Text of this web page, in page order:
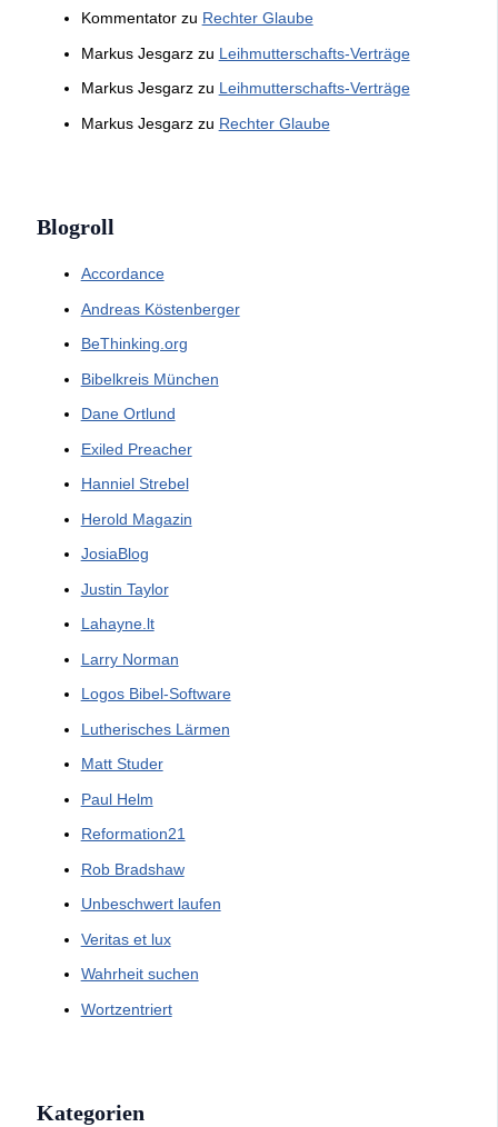
Kommentatorzu Rechter Glaube
Markus Jesgarzzu Leihmutterschafts-Verträge
Markus Jesgarzzu Leihmutterschafts-Verträge
Markus Jesgarzzu Rechter Glaube
Blogroll
Accordance
Andreas Köstenberger
BeThinking.org
Bibelkreis München
Dane Ortlund
Exiled Preacher
Hanniel Strebel
Herold Magazin
JosiaBlog
Justin Taylor
Lahayne.lt
Larry Norman
Logos Bibel-Software
Lutherisches Lärmen
Matt Studer
Paul Helm
Reformation21
Rob Bradshaw
Unbeschwert laufen
Veritas et lux
Wahrheit suchen
Wortzentriert
Kategorien